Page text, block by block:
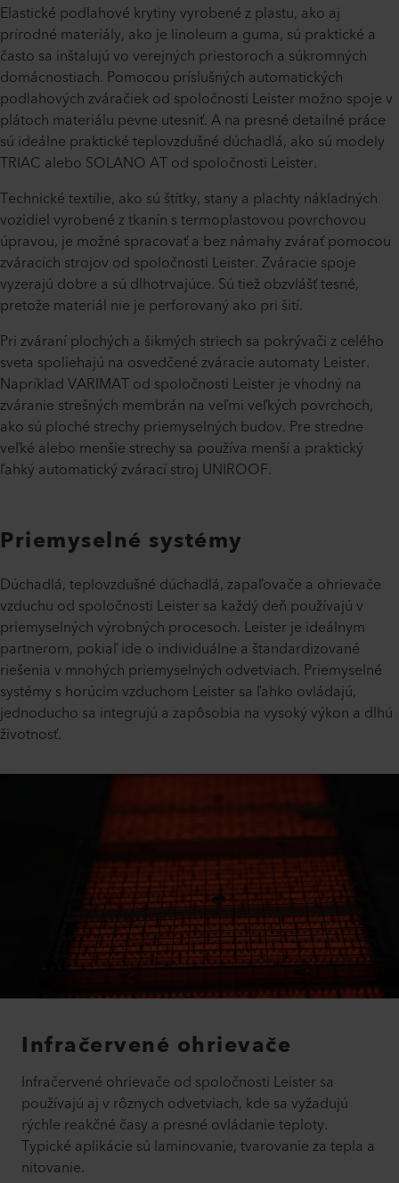
Elastické podlahové krytiny vyrobené z plastu, ako aj
prírodné materiály, ako je linoleum a guma, sú praktické a
často sa inštalujú vo verejných priestoroch a súkromných
domácnostiach. Pomocou príslušných automatických
podlahových zváračiek od spoločnosti Leister možno spoje v
plátoch materiálu pevne utesniť. A na presné detailné práce
sú ideálne praktické teplovzdušné dúchadlá, ako sú modely
TRIAC alebo SOLANO AT od spoločnosti Leister.
Technické textílie, ako sú štítky, stany a plachty nákladných
vozidiel vyrobené z tkanín s termoplastovou povrchovou
úpravou, je možné spracovať a bez námahy zvárať pomocou
zváracích strojov od spoločnosti Leister. Zváracie spoje
vyzerajú dobre a sú dlhotrvajúce. Sú tiež obzvlášť tesné,
pretože materiál nie je perforovaný ako pri šití.
Pri zváraní plochých a šikmých striech sa pokrývači z celého
sveta spoliehajú na osvedčené zváracie automaty Leister.
Napríklad VARIMAT od spoločnosti Leister je vhodný na
zváranie strešných membrán na veľmi veľkých povrchoch,
ako sú ploché strechy priemyselných budov. Pre stredne
veľké alebo menšie strechy sa používa menší a praktický
ľahký automatický zvárací stroj UNIROOF.
Priemyselné systémy
Dúchadlá, teplovzdušné dúchadlá, zapaľovače a ohrievače
vzduchu od spoločnosti Leister sa každý deň používajú v
priemyselných výrobných procesoch. Leister je ideálnym
partnerom, pokiaľ ide o individuálne a štandardizované
riešenia v mnohých priemyselných odvetviach. Priemyselné
systémy s horúcim vzduchom Leister sa ľahko ovládajú,
jednoducho sa integrujú a zapôsobia na vysoký výkon a dlhú
životnosť.
Infračervené ohrievače
Infračervené ohrievače od spoločnosti Leister sa
používajú aj v rôznych odvetviach, kde sa vyžadujú
rýchle reakčné časy a presné ovládanie teploty.
Typické aplikácie sú laminovanie, tvarovanie za tepla a
nitovanie.